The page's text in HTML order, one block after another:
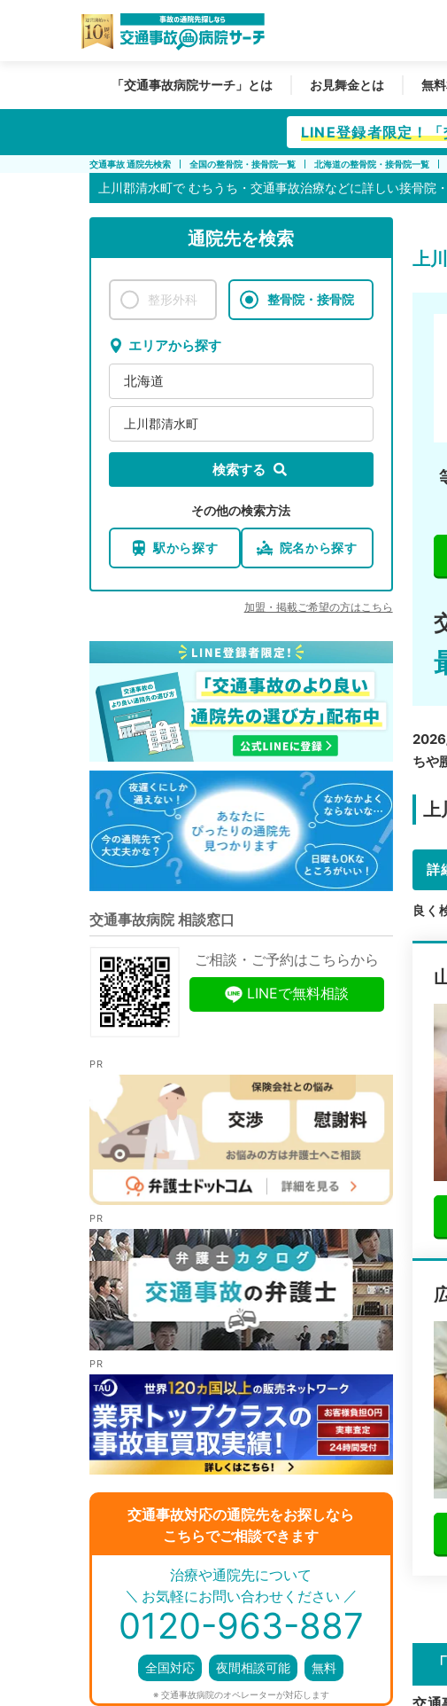
「交通事故病院サーチ」とは お見舞金とは 無
LINE登録者限定！
交通事故 通院先検索 全国の整骨院・接骨院一覧 北海道の整骨院・接骨院一覧
上川郡清水町で むちうち・交通事故治療などに詳しい接骨院
通院先を検索
整形外科 整骨院・接骨院
エリアから探す
北海道
上川郡清水町
検索する
その他の検索方法
駅から探す 院名から探す
加盟・掲載ご希望の方はこちら
交通事故病院 相談窓口
ご相談・ご予約はこちらから
LINEで無料相談
交通事故対応の通院先をお探しなら
こちらでご相談できます
＼ ／
治療や通院先について
お気軽にお問い合わせください
0120-963-887
全国対応 夜間相談可能 無料
※ 交通事故病院のオペレーターが対応します
上
ちや
上
詳
良く